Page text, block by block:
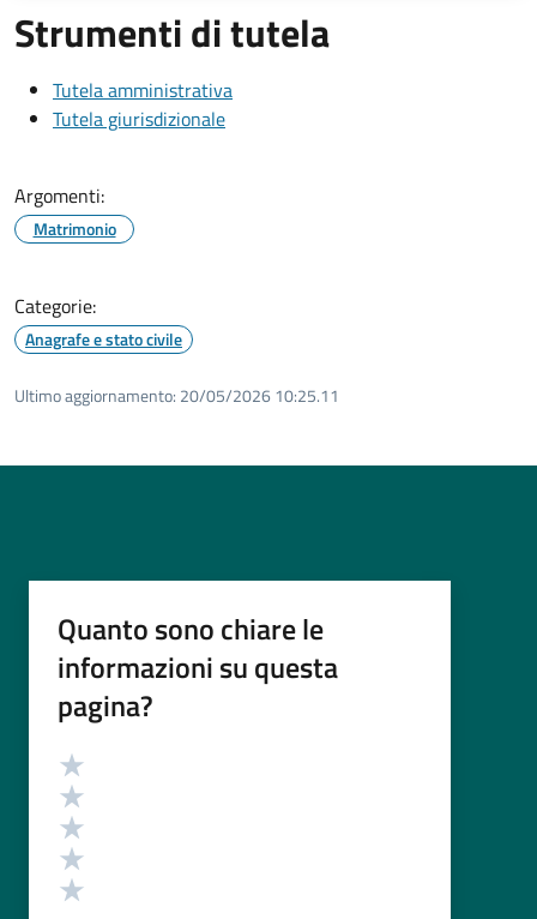
Strumenti di tutela
Tutela amministrativa
Tutela giurisdizionale
Argomenti:
Matrimonio
Categorie:
Anagrafe e stato civile
Ultimo aggiornamento: 20/05/2026 10:25.11
Quanto sono chiare le
informazioni su questa
pagina?
Valutazione